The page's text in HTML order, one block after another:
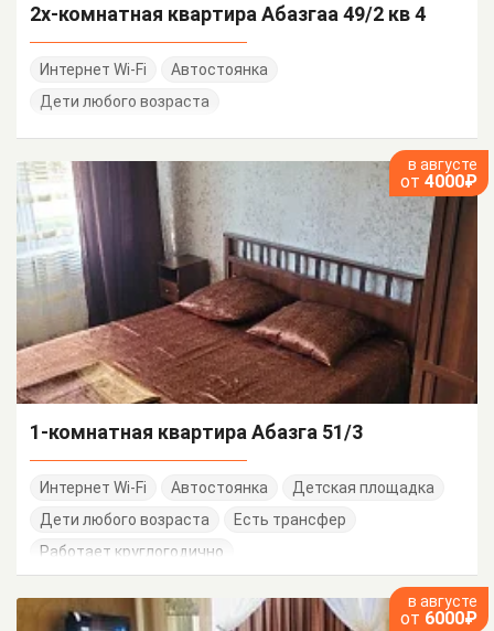
2х-комнатная квартира Абазгаа 49/2 кв 4
Интернет Wi-Fi
Автостоянка
Дети любого возраста
в августе
от 4000₽
1-комнатная квартира Абазга 51/3
Интернет Wi-Fi Автостоянка
Детская площадка
Дети любого возраста
Есть трансфер
Работает круглогодично
в августе
от 6000₽